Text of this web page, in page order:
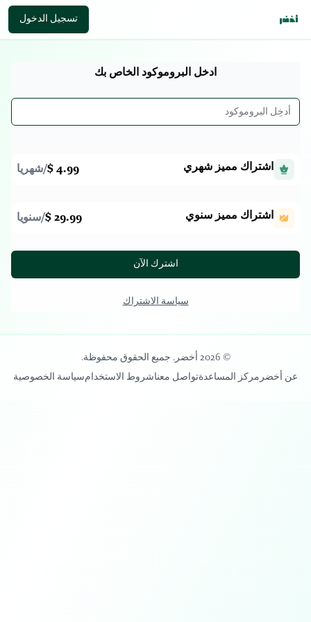
تسجيل الدخول
ادخل البروموكود الخاص بك
اشتراك مميز شهري 4.99 $
/شهريا
اشتراك مميز سنوي 29.99 $
/سنويا
اشترك الآن
سياسة الاشتراك
© 2026 أخضر. جميع الحقوق محفوظة.
عن أخضرمركز المساعدةتواصل معناشروط الاستخدامسياسة الخصوصية